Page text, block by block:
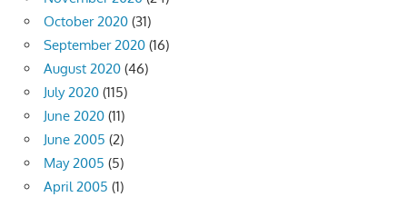
October 2020 (31)
September 2020 (16)
August 2020 (46)
July 2020 (115)
June 2020 (11)
June 2005 (2)
May 2005 (5)
April 2005 (1)